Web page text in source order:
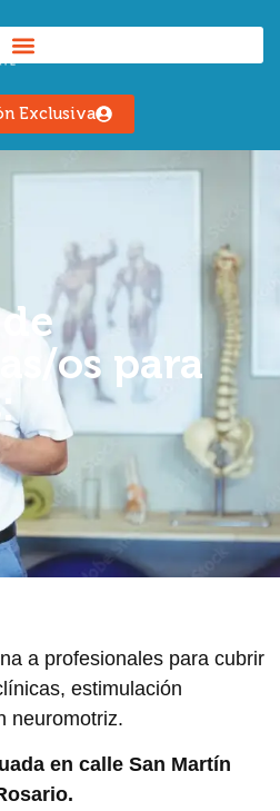
Exclusiva
os para
a profesionales para cubrir
estimulación
neuromotriz.
en calle San Martín